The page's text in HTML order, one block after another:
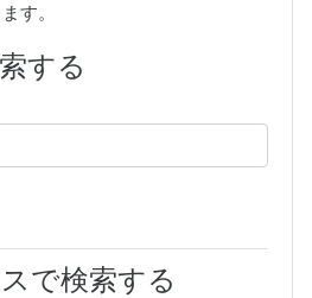
す。
する
で検索する